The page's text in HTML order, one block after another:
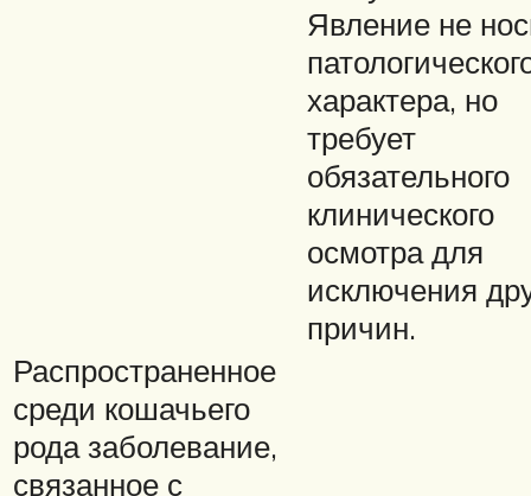
Явление не
характера, но
требует
обязательного
клинического
осмотра для
исключения
причин.
Распространенное
среди кошачьего
рода заболевание,
связанное с